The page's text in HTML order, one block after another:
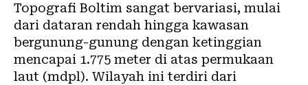
Topografi Boltim sangat bervariasi, mulai
dari dataran rendah hingga kawasan
bergunung-gunung dengan ketinggian
mencapai 1.775 meter di atas permukaan
laut (mdpl). Wilayah ini terdiri dari